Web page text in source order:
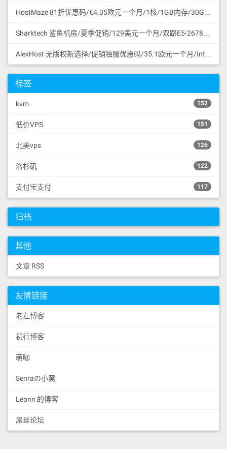
HostMaze 81折优惠码/€4.05欧元一个月/1核/1GB内存/30GB SSD硬盘/1Gbps/无限流量/KVM/罗马尼亚/无版权
Sharktech 鲨鱼机房/夏季促销/129美元一个月/双路E5-2678v3/64GB内存/1TB NVMe SSD/1Gbps/无限流量/60Gbps DDoS保护/3网直连/洛杉矶/支持支付宝
AlexHost 无版权新选择/促销独服优惠码/35.1欧元一个月/Intel I5 CPU/4G DDR3/1TB SATA HDD/无限流量/共享1Gbps/DDoS保护/摩尔多瓦/无版权
标签
kvm 152
低价VPS 151
北美vps 126
洛杉矶 122
支付宝支付 117
归档
其他
文章 RSS
友情链接
老左博客
初行博客
萌咖
Senraの小窝
Leonn 的博客
屌丝论坛